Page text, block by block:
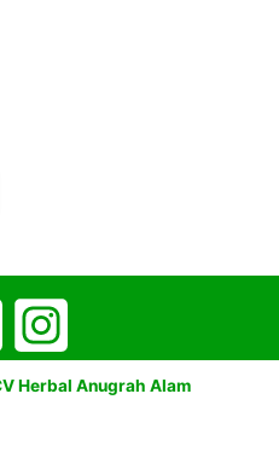
Herbal Anugrah Alam